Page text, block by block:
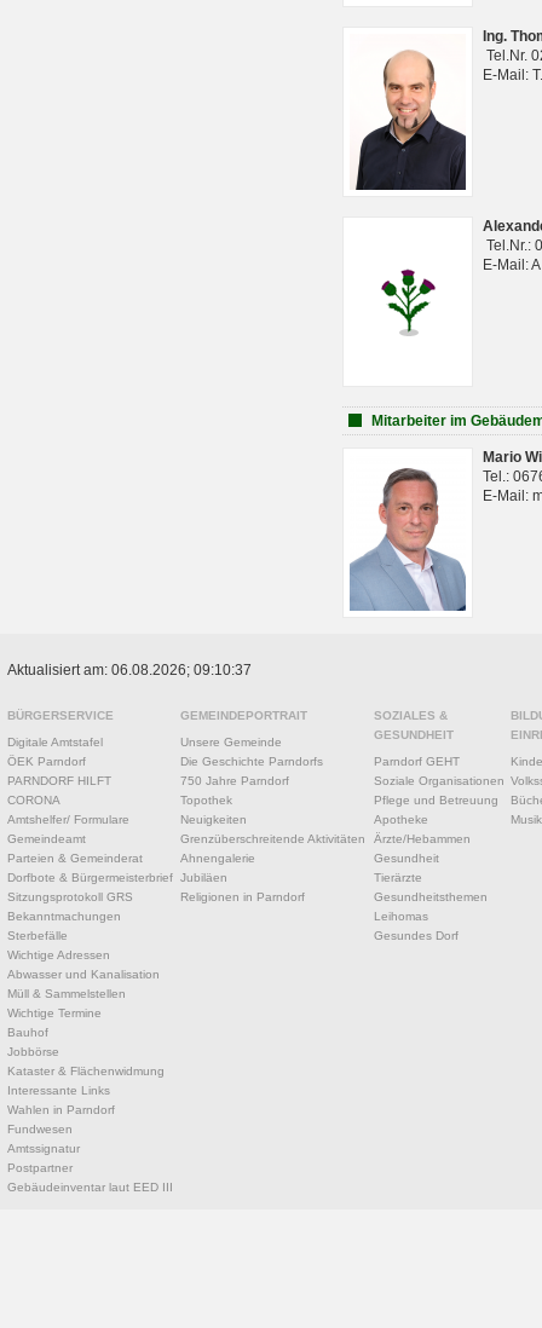
Ing.
Tel.Nr.
E-Mail:
Tel.Nr.:
E-Mail:
Mitarbeiter im
Mario
Tel.:
E-Mail:
Aktualisiert am: 06.08.2026; 09:10:37
BÜRGERSERVICE
Digitale Amtstafel
ÖEK Parndorf
PARNDORF HILFT
CORONA
Amtshelfer/ Formulare
Gemeindeamt
Parteien & Gemeinderat
Dorfbote & Bürgermeisterbrief
Sitzungsprotokoll GRS
Bekanntmachungen
Sterbefälle
Wichtige Adressen
Abwasser und Kanalisation
Müll & Sammelstellen
Wichtige Termine
Bauhof
Jobbörse
Kataster & Flächenwidmung
Interessante Links
Wahlen in Parndorf
Fundwesen
Amtssignatur
Postpartner
Gebäudeinventar laut EED III
GEMEINDEPORTRAIT
Unsere Gemeinde
Die Geschichte Parndorfs
750 Jahre Parndorf
Topothek
Neuigkeiten
Grenzüberschreitende Aktivitäten
Ahnengalerie
Jubiläen
Religionen in Parndorf
SOZIALES &
GESUNDHEIT
Parndorf GEHT
Soziale Organisationen
Pflege und Betreuung
Apotheke
Ärzte/Hebammen
Gesundheit
Tierärzte
Gesundheitsthemen
Leihomas
Gesundes Dorf